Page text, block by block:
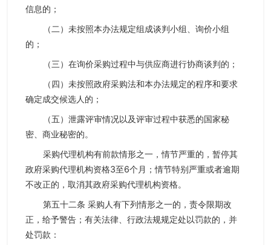
信息的；
（二）未按照本办法规定组成谈判小组、询价小组
的；
（三）在询价采购过程中与供应商进行协商谈判的；
（四）未按照政府采购法和本办法规定的程序和要求
确定成交候选人的；
（五）泄露评审情况以及评审过程中获悉的国家秘
密、商业秘密的。
采购代理机构有前款情形之一，情节严重的，暂停其
政府采购代理机构资格3至6个月；情节特别严重或者逾期
不改正的，取消其政府采购代理机构资格。
第五十二条 采购人有下列情形之一的，责令限期改
正，给予警告；有关法律、行政法规规定处以罚款的，并
处罚款：